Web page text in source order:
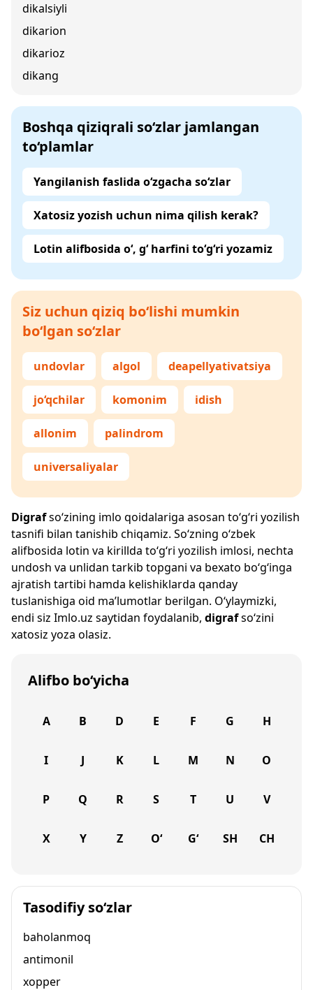
dikalsiyli
dikarion
dikarioz
dikang
Boshqa qiziqrali so‘zlar jamlangan
to‘plamlar
Yangilanish faslida o‘zgacha so‘zlar
Xatosiz yozish uchun nima qilish kerak?
Lotin alifbosida o‘, g‘ harfini to‘g‘ri yozamiz
Siz uchun qiziq bo‘lishi mumkin
bo‘lgan so‘zlar
undovlar algol deapellyativatsiya
jo‘qchilar komonim idish
allonim palindrom
universaliyalar
Digrafso‘zining imlo qoidalariga asosan to‘g‘ri yozilish
tasnifi bilan tanishib chiqamiz. So‘zning o‘zbek
alifbosida lotin va kirillda to‘g‘ri yozilish imlosi, nechta
undosh va unlidan tarkib topgani va bexato bo‘g‘inga
ajratish tartibi hamda kelishiklarda qanday
tuslanishiga oid ma’lumotlar berilgan. O‘ylaymizki,
endi siz Imlo.uz saytidan foydalanib, digrafso‘zini
xatosiz yoza olasiz.
Alifbo bo‘yicha
A B D E F G H
I J K L M N O
P Q R S T U V
X Y Z O‘ G‘ SH CH
Tasodifiy so‘zlar
baholanmoq
antimonil
xopper